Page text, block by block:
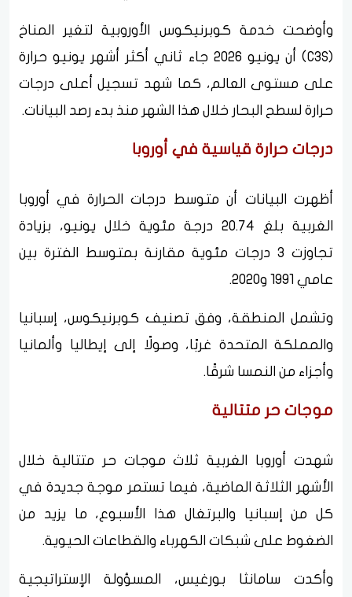
وأوضحت خدمة كوبرنيكوس الأوروبية لتغير المناخ
(C3S) أن يونيو 2026 جاء ثاني أكثر أشهر يونيو حرارة
على مستوى العالم، كما شهد تسجيل أعلى درجات
حرارة لسطح البحار خلال هذا الشهر منذ بدء رصد البيانات.
درجات حرارة قياسية في أوروبا
أظهرت البيانات أن متوسط درجات الحرارة في أوروبا
الغربية بلغ 20.74 درجة مئوية خلال يونيو، بزيادة
تجاوزت 3 درجات مئوية مقارنة بمتوسط الفترة بين
عامي 1991 و2020.
وتشمل المنطقة، وفق تصنيف كوبرنيكوس، إسبانيا
والمملكة المتحدة غربًا، وصولًا إلى إيطاليا وألمانيا
وأجزاء من النمسا شرقًا.
موجات حر متتالية
شهدت أوروبا الغربية ثلاث موجات حر متتالية خلال
الأشهر الثلاثة الماضية، فيما تستمر موجة جديدة في
كل من إسبانيا والبرتغال هذا الأسبوع، ما يزيد من
الضغوط على شبكات الكهرباء والقطاعات الحيوية.
وأكدت سامانثا بورغيس، المسؤولة الإستراتيجية